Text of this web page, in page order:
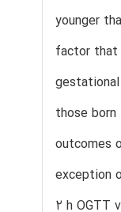
younger
factor that
those
outcomes
exception
2 h OGTT